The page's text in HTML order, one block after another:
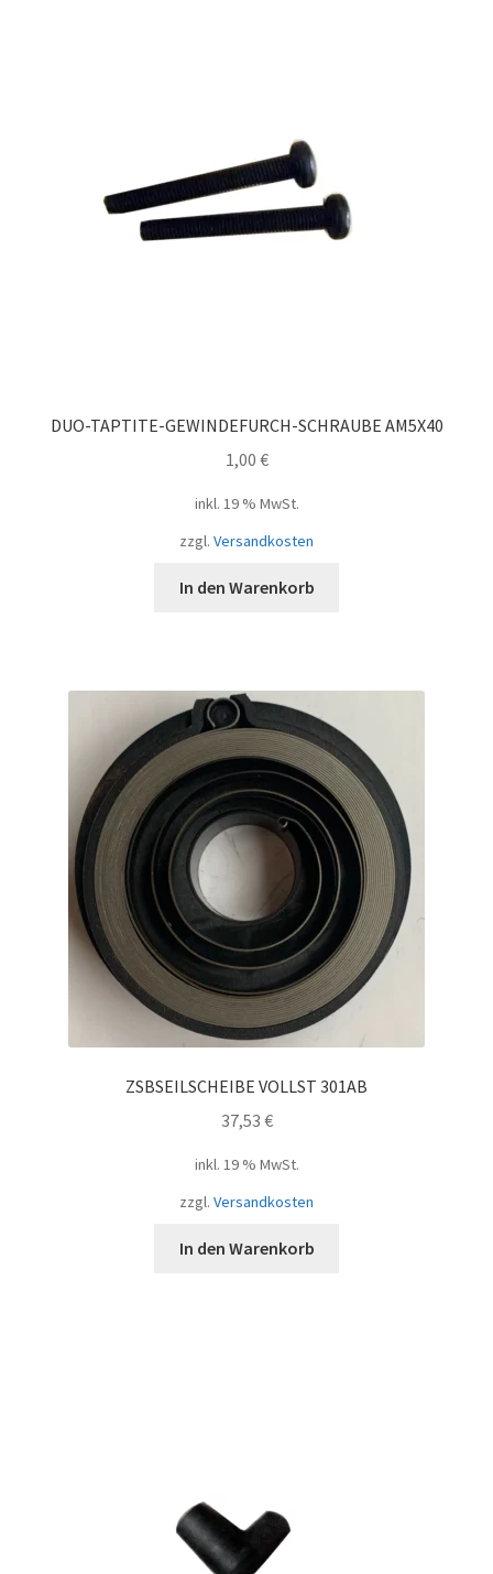
DUO-TAPTITE-GEWINDEFURCH-SCHRAUBE AM5X40
1,00 €
inkl. 19 % MwSt.
zzgl. Versandkosten
In den Warenkorb
ZSBSEILSCHEIBE VOLLST 301AB
37,53 €
inkl. 19 % MwSt.
zzgl. Versandkosten
In den Warenkorb